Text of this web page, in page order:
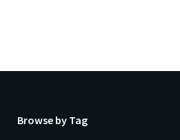
Browse by Tag